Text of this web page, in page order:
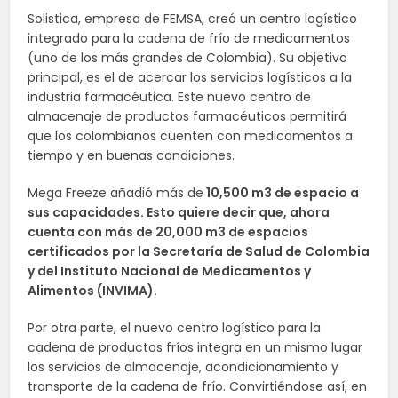
Solistica, empresa de FEMSA, creó un centro logístico
integrado para la cadena de frío de medicamentos
(uno de los más grandes de Colombia). Su objetivo
principal, es el de acercar los servicios logísticos a la
industria farmacéutica. Este nuevo centro de
almacenaje de productos farmacéuticos permitirá
que los colombianos cuenten con medicamentos a
tiempo y en buenas condiciones.
Mega Freeze añadió más de 10,500 m3 de espacio a
sus capacidades. Esto quiere decir que, ahora
cuenta con más de 20,000 m3 de espacios
certificados por la Secretaría de Salud de Colombia
y del Instituto Nacional de Medicamentos y
Alimentos (INVIMA).
Por otra parte, el nuevo centro logístico para la
cadena de productos fríos integra en un mismo lugar
los servicios de almacenaje, acondicionamiento y
transporte de la cadena de frío. Convirtiéndose así, en